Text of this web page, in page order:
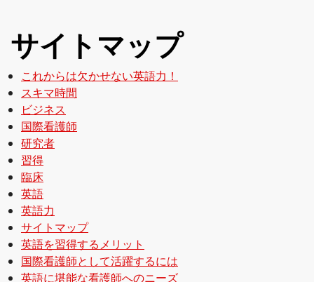
サイトマップ
これからは欠かせない英語力！
スキマ時間
ビジネス
国際看護師
研究者
習得
臨床
英語
英語力
サイトマップ
英語を習得するメリット
国際看護師として活躍するには
英語に堪能な看護師へのニーズ